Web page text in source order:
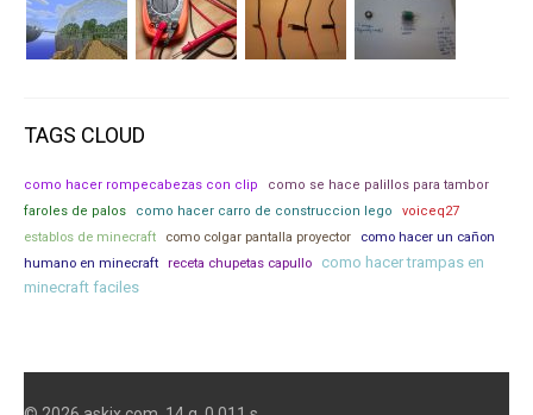
TAGS CLOUD
como hacer rompecabezas con clip
como se hace palillos para tambor
faroles de palos
como hacer carro de construccion lego
voiceq27
establos de minecraft
como colgar pantalla proyector
como hacer un cañon
humano en minecraft receta chupetas capullo
como hacer trampas en
minecraft faciles